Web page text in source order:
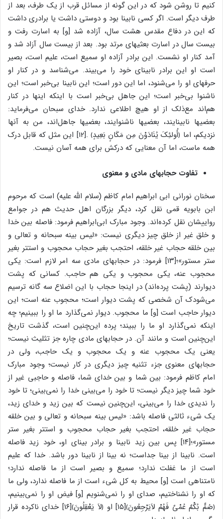
کنیم تا روشن شود که در این گونه از مسائل قرب از یک طرف، بعد از
طرف دیگر است. اگر کسی نابینا بود و دوستی داشت یا برادری داشت
که این در دفاع مقدس هشت سال، آزاده شد [و] به اسارت رفت و
بیست سال در اسارت بعثیهای مرتد بود. بعد از بیست سال آزاد شد و
آمد کنار او نشست. این برادر آزاده او سمیع است، علیم است، بصیر
است او این برادر نابینای خود را می‌بیند. می‌شناسد و در کنار او
حرفهای او را می‌شنود، اما این دور است؛ این نابینا بی‌خبر است؛ این
ناشنوا بی‌خبر است؛ این جاهل بی‌خبر است با اینکه اینها در کنار
هم‌اند مع‌ذلک از او هیچ اطلاعی ندارد. خدای سبحان می‌فرماید:
بعضیها نابینایند، بعضیها ناشنوایند، بعضیها جاهل‌اند، من به آنها
نزدیکم، اما ﴿أُولئِکَ یُنَادَوْنَ مِن مَکَانٍ بَعِیدٍ﴾ .[۱۲] این مثل که قابل درک
همه ماست، اما آن معنایی که درکش برای همه آسان نیست.
تفاوت حجابهای مادی و معنوی
سخنان نورانی ابی ابراهیم امام کاظم (سلام الله علیه) است که مرحوم
ابن بابویه قمی نقل کرد، دیگر بزرگان اهل حدیث هم در جوامع
رواییشان نقل کرده‌اند. وجود مبارک ابی‌ابراهیم فرمود: فاصله بین خدا
و خلق غیر از خلق چیز دیگری نیست: «لیس بینه سبحانه و تعالی و
بین خلقه حجاب غیر خلقه، احتجب بغیر حجاب محجوب و استتر بغیر
ستر مستور»؛[۱۳] فرمود: در حجابهای مادی سه امر لازم است: یکی
محجوب عنه، یکی محجوب و یکی هم حاجب. کسانی که پشت
دیوارند (پشت پرده‌اند) در اینجا حجاب با این اضلاع سه گانه ترسیم
می‌شودک آن شخصی که پشت دیوار است؛ محجوب عنه است؛ این
دیوار حاجب است [و] ما محجوب. دیوار نمی‌گذارد ما او را ببینیم؛ چه
اینکه نمی‌گذارد او ما را ببیند؛ پرده این‌چنین است، گذشت تاریخ
این‌چنین است و مانند آن. در حجابهای مادی چاره جز تثلیث نیست؛
یعنی یک محجوب عنه و یک محجوب و یک حاجب، ولی در
حجابهای معنوی جزء تثنیه چیز دیگری در کار نیست؛ وجود مبارک
امام کاظم فرمود: بین شما و بین خدای شما، فاصله و حاجبی غیر از
خود شما چیز دیگر نیست؛ تا خود را می‌بینی خدا را نمی‌بینی؛ تا خود
را ندیدی خدا را می‌بینی، این‌چنین نیست که بین زید و خدای زید،
یک شیء ثالثی فاصله باشد: «لیس بینه سبحانه و تعالی و بین خلقه
حجاب غیر خلقه، احتجب بغیر حجاب محجوب و استتر بغیر ستر
مستور»؛[۱۴] پس بین زید نابینا و برادر بینای او، خود زید فاصله
است. نابینا از بینا جداست؛ نه بینا از نابینا دور باشد. خدا که علیم
است از ما غفلت ندارد؛ سمیع و بصیر است از ما فاصله ندارد؛
نامتناهی است [و] محیط به کل شیء است از ما فاصله ندارد، ولی ما
که او را نشناختیم، صدای او را نمی‌شنویم [و] فیض او را نمی‌بینیم،
﴿صُمٌّ بُکْمٌ عُمْیٌ فَهُمْ لاَیَرْجِعُونَ﴾[۱۵] او ﴿لاَ یَعْقِلُونَ﴾[۱۶] خدای ناکرده قرار